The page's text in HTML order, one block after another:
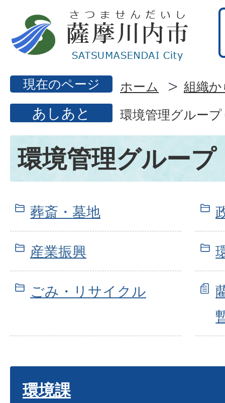
現在のページ ホーム 組織
あしあと 環境管理グループ
環境管理グループ
葬斎・墓地
産業振興
ごみ・リサイクル
環境課